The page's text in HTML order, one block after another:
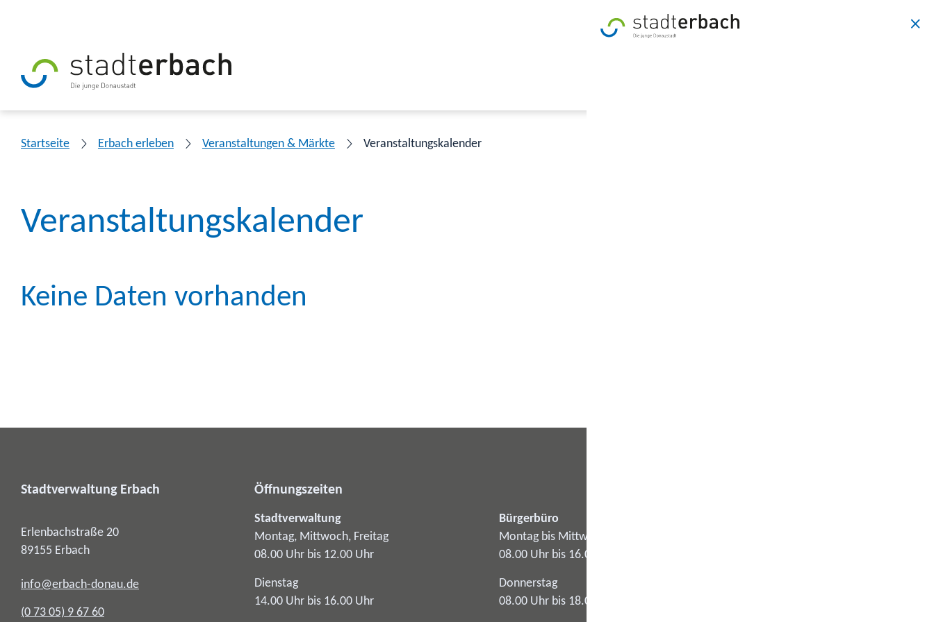
Startseite Erbach erleben Veranstaltungen & Märkte Veranstaltungskalender
Veranstaltungskalender
Keine Daten vorhanden
Stadtverwaltung Erbach
Erlenbachstraße 20
89155 Erbach
info@erbach-donau.de
(0 73 05) 9 67 60
Öffnungszeiten
Stadtverwaltung
Montag, Mittwoch, Freitag
08.00 Uhr bis 12.00 Uhr
Dienstag
14.00 Uhr bis 16.00 Uhr
Bürgerbüro
Montag bis Mittwoch
08.00 Uhr bis 16.00 Uhr
Donnerstag
08.00 Uhr bis 18.00 Uhr